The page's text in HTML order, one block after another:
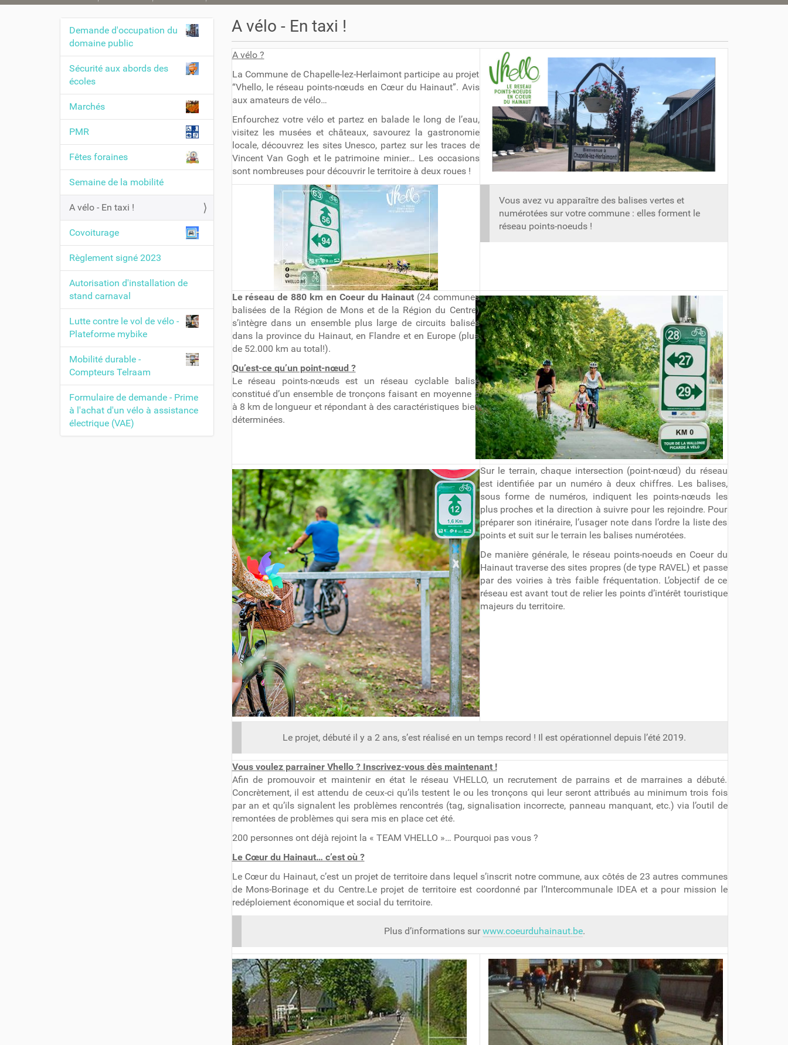
o
u
t
i
i
:
A vélo - En taxi !
A vélo ?
La Commune de Chapelle-lez-Herlaimont participe au projet
“Vhello, le réseau points-nœuds en Cœur du Hainaut”. Avis
aux amateurs de vélo…
Enfourchez votre vélo et partez en balade le long de l’eau,
visitez les musées et châteaux, savourez la gastronomie
locale, découvrez les sites Unesco, partez sur les traces de
Vincent Van Gogh et le patrimoine minier… Les occasions
sont nombreuses pour découvrir le territoire à deux roues !
Vous avez vu apparaître des balises vertes et
numérotées sur votre commune : elles forment le
réseau points-noeuds !
Le réseau de 880 km en Coeur du Hainaut(24 communes
balisées de la Région de Mons et de la Région du Centre)
s’intègre dans un ensemble plus large de circuits balisés
dans la province du Hainaut, en Flandre et en Europe (plus
de 52.000 km au total!).
Qu’est-ce qu’un point-nœud ?
Le réseau points-nœuds est un réseau cyclable balisé
constitué d’un ensemble de tronçons faisant en moyenne 5
à 8 km de longueur et répondant à des caractéristiques bien
déterminées.
Sur le terrain, chaque intersection (point-nœud) du réseau
est identifiée par un numéro à deux chiffres. Les balises,
sous forme de numéros, indiquent les points-nœuds les
plus proches et la direction à suivre pour les rejoindre. Pour
préparer son itinéraire, l’usager note dans l’ordre la liste des
points et suit sur le terrain les balises numérotées.
De manière générale, le réseau points-noeuds en Coeur du
Hainaut traverse des sites propres (de type RAVEL) et passe
par des voiries à très faible fréquentation. L’objectif de ce
réseau est avant tout de relier les points d’intérêt touristique
majeurs du territoire.
Le projet, débuté il y a 2 ans, s’est réalisé en un temps record ! Il est opérationnel depuis l’été 2019.
Vous voulez parrainer Vhello ? Inscrivez-vous dès maintenant !
Afin de promouvoir et maintenir en état le réseau VHELLO, un recrutement de parrains et de marraines a débuté.
Concrètement, il est attendu de ceux-ci qu’ils testent le ou les tronçons qui leur seront attribués au minimum trois fois
par an et qu’ils signalent les problèmes rencontrés (tag, signalisation incorrecte, panneau manquant, etc.) via l’outil de
remontées de problèmes qui sera mis en place cet été.
200 personnes ont déjà rejoint la « TEAM VHELLO »… Pourquoi pas vous ?
Le Cœur du Hainaut… c’est où ?
Le Cœur du Hainaut, c’est un projet de territoire dans lequel s’inscrit notre commune, aux côtés de 23 autres communes
de Mons-Borinage et du Centre.Le projet de territoire est coordonné par l’Intercommunale IDEA et a pour mission le
redéploiement économique et social du territoire.
Plus d’informations sur www.coeurduhainaut.be.
N
a
v
i
g
t
i
o
n
Demande d'occupation du
domaine public
Sécurité aux abords des
écoles
Marchés
PMR
Fêtes foraines
Semaine de la mobilité
A vélo - En taxi !
Covoiturage
Règlement signé 2023
Autorisation d'installation de
stand carnaval
Lutte contre le vol de vélo -
Plateforme mybike
Mobilité durable -
Compteurs Telraam
Formulaire de demande - Prime
à l'achat d'un vélo à assistance
électrique (VAE)